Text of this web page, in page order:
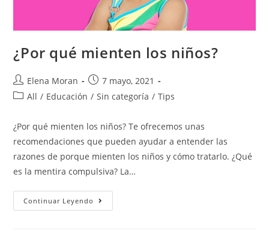
¿Por qué mienten los niños?
Elena Moran
7 mayo, 2021
All / Educación / Sin categoría / Tips
¿Por qué mienten los niños? Te ofrecemos unas
recomendaciones que pueden ayudar a entender las
razones de porque mienten los niños y cómo tratarlo. ¿Qué
es la mentira compulsiva? La…
Continuar Leyendo